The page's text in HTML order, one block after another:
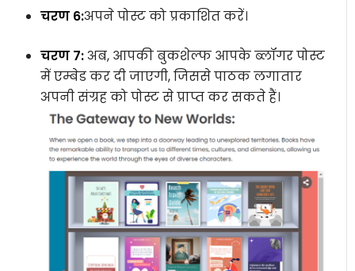
चरण 6:अपने पोस्ट को प्रकाशित करें।
चरण 7:अब, आपकी बुकशेल्फ आपके ब्लॉगर पोस्ट
में एम्बेड कर दी जाएगी, जिससे पाठक लगातार
अपनी संग्रह को पोस्ट से प्राप्त कर सकते हैं।